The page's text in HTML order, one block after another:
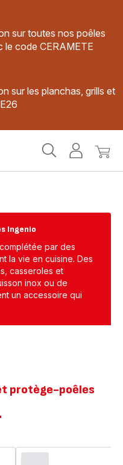
sur toutes nos poêles
le code CERAMETE
sur les planchas, grills et
MonMon
Ingenio
par des
la vie en cuisine. Des
casseroles et
inox ou de
un accessoire qui
protège-poêles